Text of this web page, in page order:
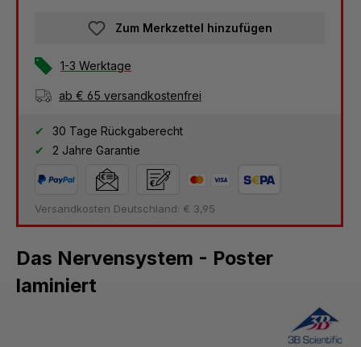
Zum Merkzettel hinzufügen
1-3 Werktage
ab € 65 versandkostenfrei
30 Tage Rückgaberecht
2 Jahre Garantie
Versandkosten Deutschland: € 3,95
Das Nervensystem - Poster
laminiert